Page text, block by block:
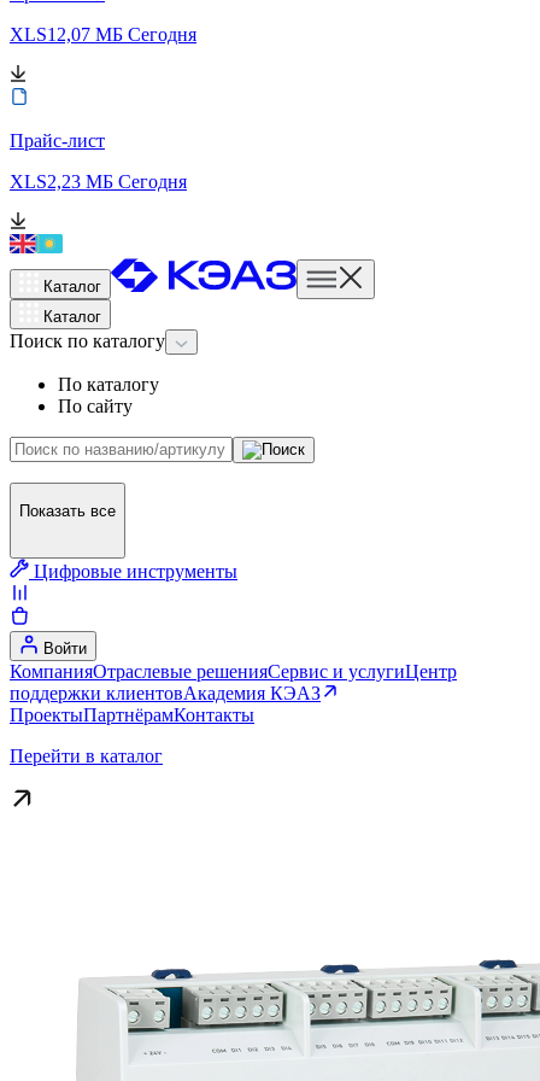
XLS12,07 МБ Сегодня
Прайс-лист
XLS2,23 МБ Сегодня
Каталог
Каталог
Поиск по каталогу
По каталогу
По сайту
Показать все
Цифровые инструменты
Войти
КомпанияОтраслевые решенияСервис и услугиЦентр
поддержки клиентовАкадемия КЭАЗ
ПроектыПартнёрамКонтакты
Перейти в каталог